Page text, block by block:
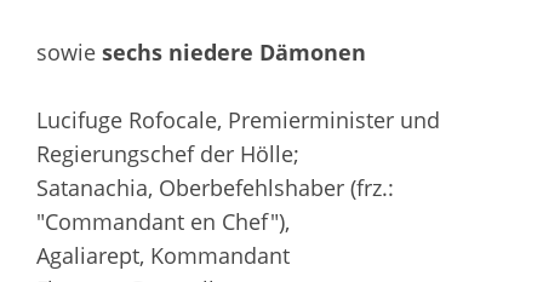
sowie sechs niedere Dämonen
Lucifuge Rofocale, Premierminister und
Regierungschef der Hölle;
Satanachia, Oberbefehlshaber (frz.:
"Commandant en Chef"),
Agaliarept, Kommandant